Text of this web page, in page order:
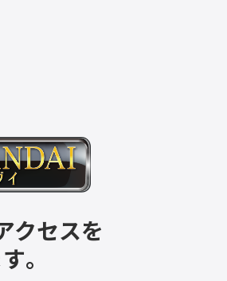
クセスを
。